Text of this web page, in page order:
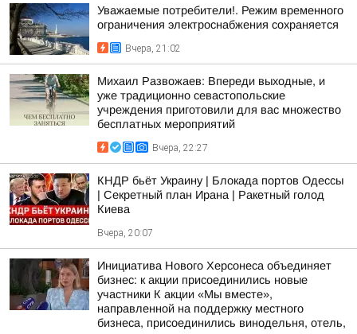
Уважаемые потребители!. Режим временного
ограничения электроснабжения сохраняется
Вчера, 21:02
Михаил Развожаев: Впереди выходные, и
уже традиционно севастопольские
учреждения приготовили для вас множество
бесплатных мероприятий
Вчера, 22:27
КНДР бьёт Украину | Блокада портов Одессы
| Секретный план Ирана | Ракетный голод
Киева
Вчера, 20:07
Инициатива Нового Херсонеса объединяет
бизнес: к акции присоединились новые
участники К акции «Мы вместе»,
направленной на поддержку местного
бизнеса, присоединились винодельня, отель,